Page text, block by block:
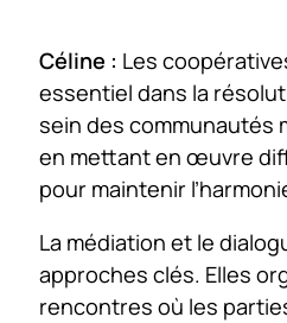
Céline : Les
essentiel dans la
sein des communautés
en mettant en œuvre
pour maintenir
La médiation et le
approches clés. Elles
rencontres où les